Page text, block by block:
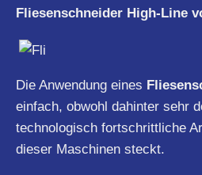
Fliesenschneider High-Line
Die Anwendung eines
einfach, obwohl dahinter sehr
technologisch fortschrittliche
dieser Maschinen steckt.